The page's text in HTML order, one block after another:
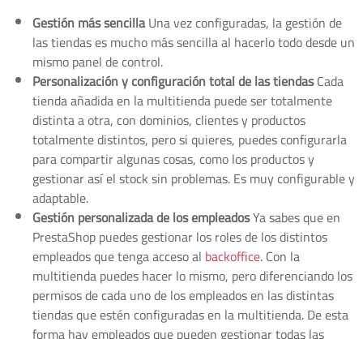
Gestión más sencillaUna vez configuradas, la gestión de
las tiendas es mucho más sencilla al hacerlo todo desde un
mismo panel de control.
Personalización y configuración total de las tiendasCada
tienda añadida en la multitienda puede ser totalmente
distinta a otra, con dominios, clientes y productos
totalmente distintos, pero si quieres, puedes configurarla
para compartir algunas cosas, como los productos y
gestionar así el stock sin problemas. Es muy configurable y
adaptable.
Gestión personalizada de los empleadosYa sabes que en
PrestaShop puedes gestionar los roles de los distintos
empleados que tenga acceso al backoffice. Con la
multitienda puedes hacer lo mismo, pero diferenciando los
permisos de cada uno de los empleados en las distintas
tiendas que estén configuradas en la multitienda. De esta
forma hay empleados que pueden gestionar todas las